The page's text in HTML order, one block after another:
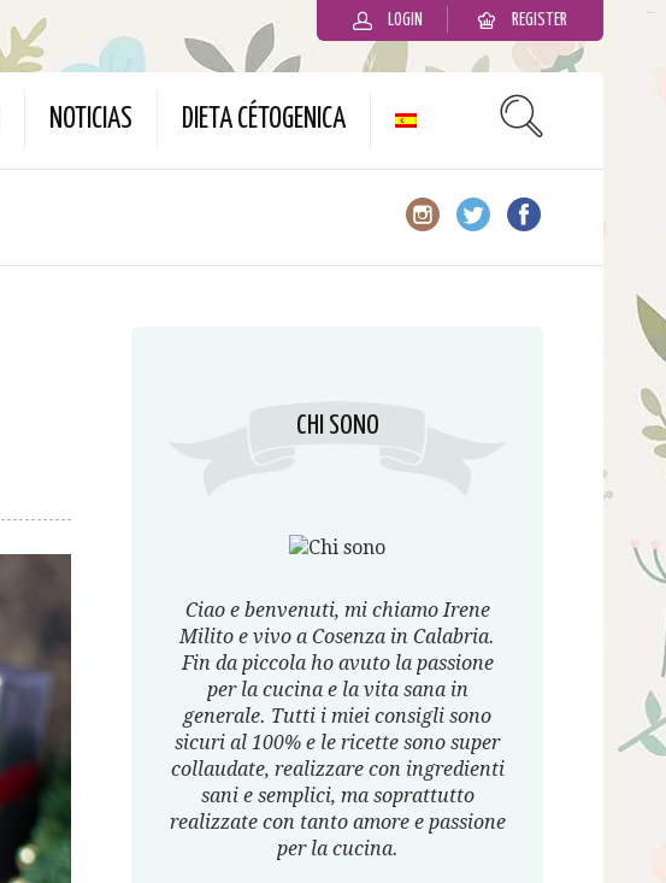
LOGIN REGISTER
NOTICIAS DIETA CÉTOGENICA
CHI SONO
Ciao e benvenuti, mi chiamo Irene
Milito e vivo a Cosenza in Calabria.
Fin da piccola ho avuto la passione
per la cucina e la vita sana in
generale. Tutti i miei consigli sono
sicuri al 100% e le ricette sono super
collaudate, realizzare con ingredienti
sani e semplici, ma soprattutto
realizzate con tanto amore e passione
per la cucina.